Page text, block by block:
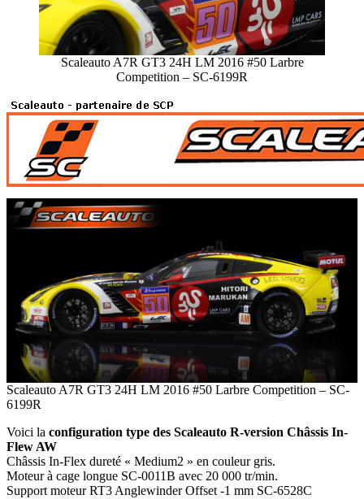
Scaleauto A7R GT3 24H LM 2016 #50 Larbre
Competition – SC-6199R
Scaleauto A7R GT3 24H LM 2016 #50 Larbre Competition – SC-
6199R
Voici la configuration type des Scaleauto R-version Châssis In-
Flew AW
Châssis In-Flex dureté « Medium2 » en couleur gris.
Moteur à cage longue SC-0011B avec 20 000 tr/min.
Support moteur RT3 Anglewinder Offset -1 mm SC-6528C